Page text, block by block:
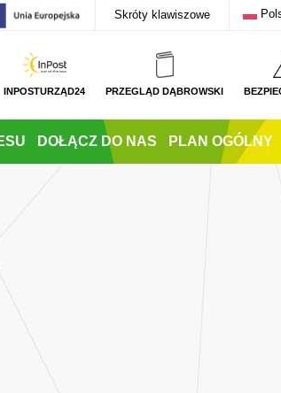
Skróty klawiszowe
INPOSTURZĄD24 PRZEGLĄD DĄBROWSKI
DOŁĄCZ DO NAS PLAN OGÓLNY